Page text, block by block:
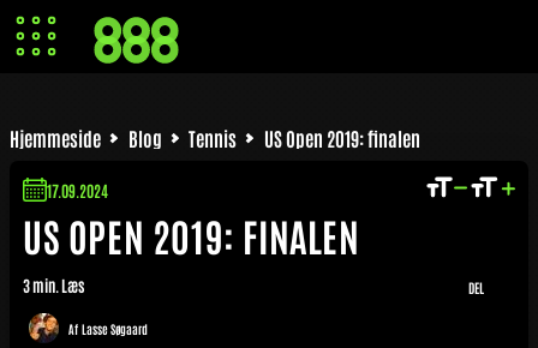
Hjemmeside Blog Tennis US Open 2019: finalen
US OPEN 2019: FINALEN
17.09.2024
3 min. Læs
Af Lasse Søgaard
DEL